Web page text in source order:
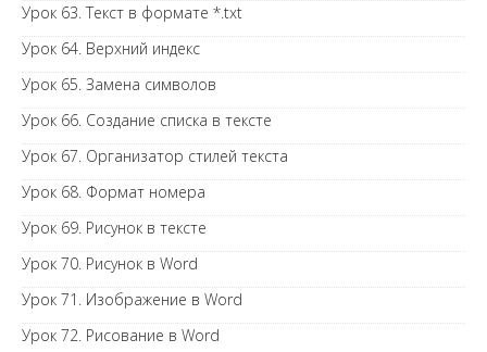
Урок 63. Текст в формате *.txt
Урок 64. Верхний индекс
Урок 65. Замена символов
Урок 66. Создание списка в тексте
Урок 67. Организатор стилей текста
Урок 68. Формат номера
Урок 69. Рисунок в тексте
Урок 70. Рисунок в Word
Урок 71. Изображение в Word
Урок 72. Рисование в Word